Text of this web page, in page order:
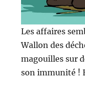
Les affaires
Wallon des
magouilles sur
son immunité !